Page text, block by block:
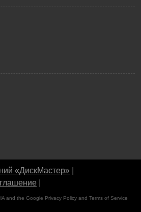
«ДискМастер»
and the Google Privacy Policy and Terms of Service